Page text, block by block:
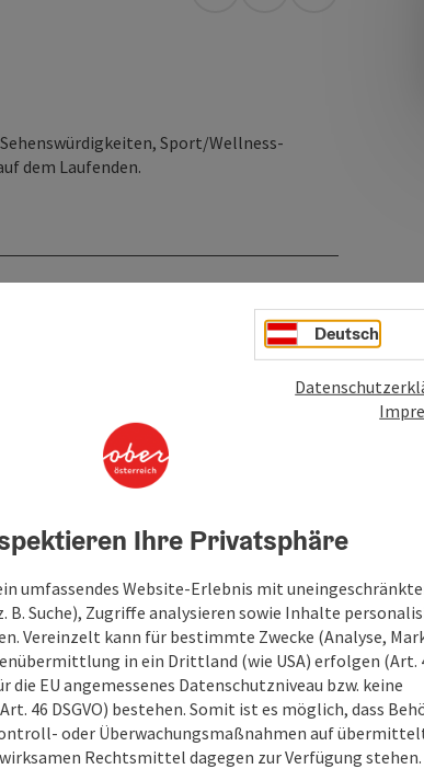
Sport/Wellness-
dem Laufenden.
Deutsch
Ihre Privatsphäre
umfassendes Website-Erlebnis mit
Suche), Zugriffe analysieren sowie Inhalte
Vereinzelt kann für bestimmte Zwecke (Analyse,
in ein Drittland (wie USA) erfolgen (Art.
die EU angemessenes Datenschutzniveau bzw. keine
46 DSGVO) bestehen. Somit ist es möglich, dass
oder Überwachungsmaßnahmen auf
Rechtsmittel dagegen zur Verfügung stehen.